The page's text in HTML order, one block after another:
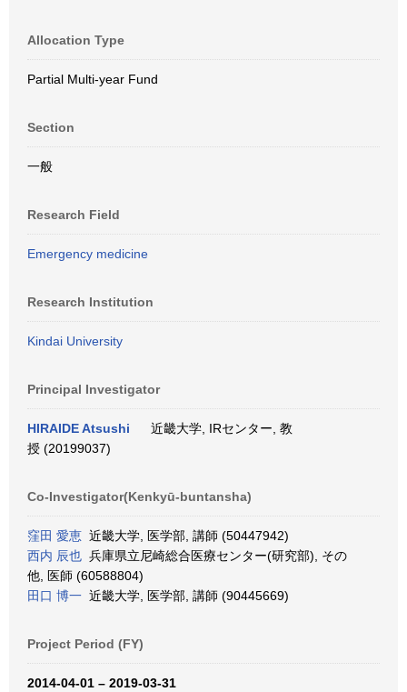
Allocation Type
Partial Multi-year Fund
Section
一般
Research Field
Emergency medicine
Research Institution
Kindai University
Principal Investigator
HIRAIDE Atsushi
近畿大学, IRセンター, 教
授 (20199037)
Co-Investigator(Kenkyū-buntansha)
窪田 愛恵 近畿大学, 医学部, 講師 (50447942)
西内 辰也 兵庫県立尼崎総合医療センター(研究部), その
他, 医師 (60588804)
田口 博一 近畿大学, 医学部, 講師 (90445669)
Project Period (FY)
2014-04-01 – 2019-03-31